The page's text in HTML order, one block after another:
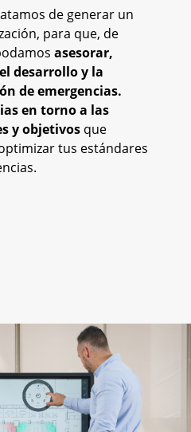
de generar un
para que, de
asesorar,
desarrollo y la
de emergencias.
en torno a las
y objetivos que
tus estándares